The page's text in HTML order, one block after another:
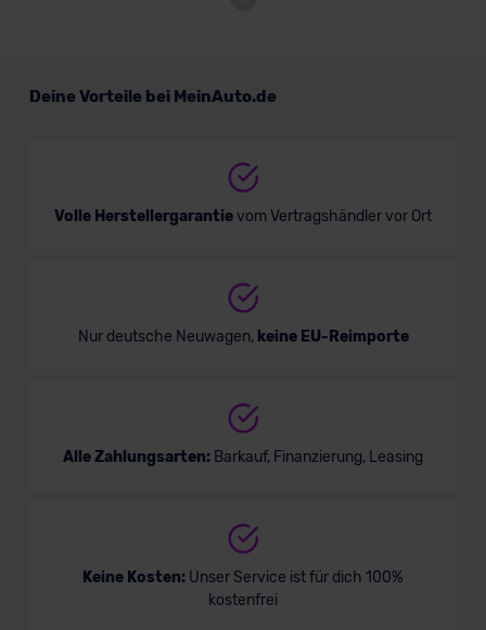
Deine Vorteile bei MeinAuto.de
Volle Herstellergarantievom Vertragshändler vor Ort
Nur deutsche Neuwagen, keine EU-Reimporte
Alle Zahlungsarten: Barkauf, Finanzierung, Leasing
Keine Kosten: Unser Service ist für dich 100%
kostenfrei